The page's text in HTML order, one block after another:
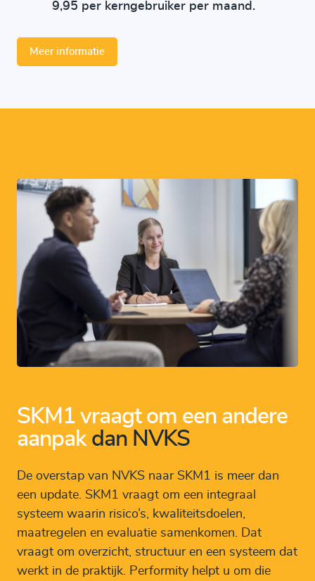
9,95 per kerngebruiker per maand.
Meer informatie
SKM1 vraagt om een andere
aanpak dan NVKS
De overstap van NVKS naar SKM1 is meer dan
een update. SKM1 vraagt om een integraal
systeem waarin risico’s, kwaliteitsdoelen,
maatregelen en evaluatie samenkomen. Dat
vraagt om overzicht, structuur en een systeem dat
werkt in de praktijk. Performity helpt u om die